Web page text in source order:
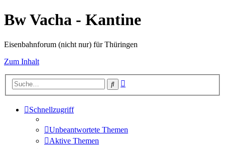
Bw Vacha - Kantine
Eisenbahnforum (nicht nur) für Thüringen
Zum Inhalt
Suche
Schnellzugriff
Unbeantwortete Themen
Aktive Themen